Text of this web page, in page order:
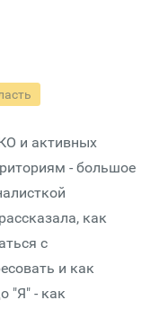
и активных
- большое
как
с
и как
"Я" - как